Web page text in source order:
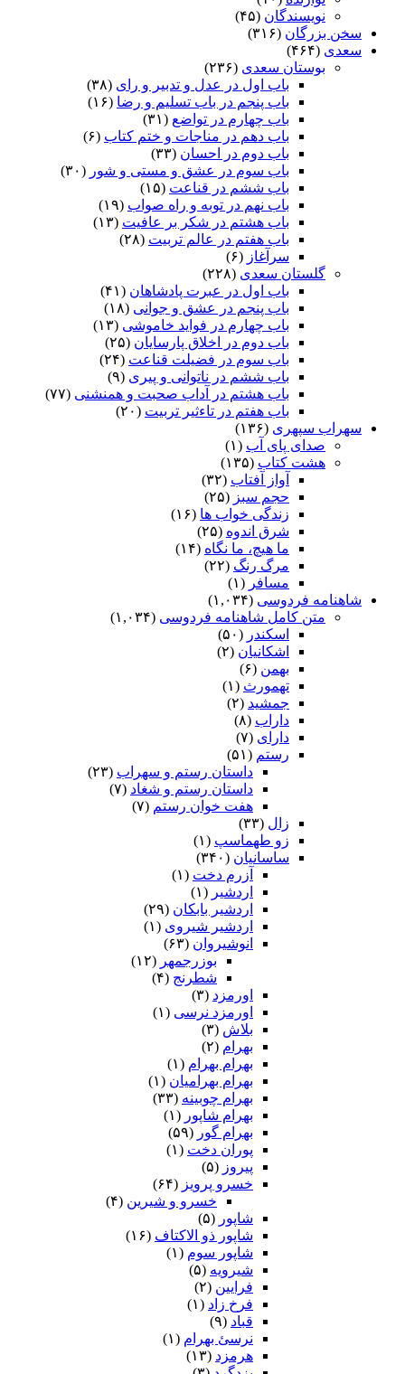
نویسندگان (۴۵)
سخن بزرگان (۳۱۶)
سعدی (۴۶۴)
بوستان سعدی (۲۳۶)
باب اول در عدل و تدبیر و رای (۳۸)
باب پنجم در باب تسلیم و رضا (۱۶)
باب چهارم در تواضع (۳۱)
باب دهم در مناجات و ختم کتاب (۶)
باب دوم در احسان (۳۳)
باب سوم در عشق و مستی و شور (۳۰)
باب ششم در قناعت (۱۵)
باب نهم در توبه و راه صواب (۱۹)
باب هشتم در شکر بر عافیت (۱۳)
باب هفتم در عالم تربیت (۲۸)
سرآغاز (۶)
گلستان سعدی (۲۲۸)
باب اول در عبرت پادشاهان (۴۱)
باب پنجم در عشق و جوانى (۱۸)
باب چهارم در فواید خاموشى (۱۳)
باب دوم در اخلاق پارسایان (۲۵)
باب سوم در فضیلت قناعت (۲۴)
باب ششم در ناتوانى و پیرى (۹)
باب هشتم در آداب صحبت و همنشنى (۷۷)
باب هفتم در تاءثیر تربیت (۲۰)
سهراب سپهری (۱۳۶)
صدای پای آب (۱)
هشت کتاب (۱۳۵)
آواز آفتاب (۳۲)
حجم سبز (۲۵)
زندگی خواب ها (۱۶)
شرق اندوه (۲۵)
ما هیچ، ما نگاه (۱۴)
مرگ رنگ (۲۲)
مسافر (۱)
شاهنامه فردوسی (۱,۰۳۴)
متن کامل شاهنامه فردوسی (۱,۰۳۴)
اسکندر (۵۰)
اشکانیان (۲)
بهمن (۶)
تهمورث (۱)
جمشید (۲)
داراب (۸)
دارای (۷)
رستم (۵۱)
داستان رستم و سهراب (۲۳)
داستان رستم و شغاد (۷)
هفت خوان رستم‏ (۷)
زال (۳۳)
زو طهماسپ‏ (۱)
ساسانیان (۳۴۰)
آزرم دخت (۱)
اردشیر (۱)
اردشیر بابکان (۲۹)
اردشیر شیروی (۱)
انوشیروان (۶۳)
بوزرجمهر (۱۲)
شطرنج (۴)
اورمزد (۳)
اورمزد نرسى‏ (۱)
بلاش (۳)
بهرام (۲)
بهرام بهرام (۱)
بهرام بهرامیان‏ (۱)
بهرام چوبینه (۳۳)
بهرام شاپور (۱)
بهرام گور (۵۹)
پوران دخت (۱)
پیروز (۵)
خسرو پرویز (۶۴)
خسرو و شیرین (۴)
شاپور (۵)
شاپور ذو الاکتاف (۱۶)
شاپور سوم‏ (۱)
شیرویه (۵)
فرایین (۲)
فرخ زاد (۱)
قباد (۹)
نرسئ بهرام‏ (۱)
هرمزد (۱۳)